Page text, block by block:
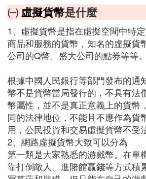
㈠ 虛擬貨幣是什麼
1、虛擬貨幣是指在虛擬空間中特
商品和服務的貨幣，知名的虛擬貨
公司的Q幣、盛大公司的點券等等。
根據中國人民銀行等部門發布的通
幣不是貨幣當局發行的，不具有法
幣屬性，並不是真正意義上的貨幣
同的法律地位，不能且不應作為貨
用，公民投資和交易虛擬貨幣不受
2、網路虛擬貨幣大致可以分為
第一類是大家熟悉的游戲幣。在單
靠打倒敵人、進賭館贏錢等方式積